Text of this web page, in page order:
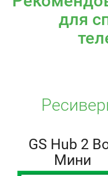
для
GS Hub 2
Мини